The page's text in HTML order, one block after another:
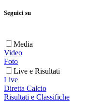
Seguici su
Media
Video
Foto
Live e Risultati
Live
Diretta Calcio
Risultati e Classifiche